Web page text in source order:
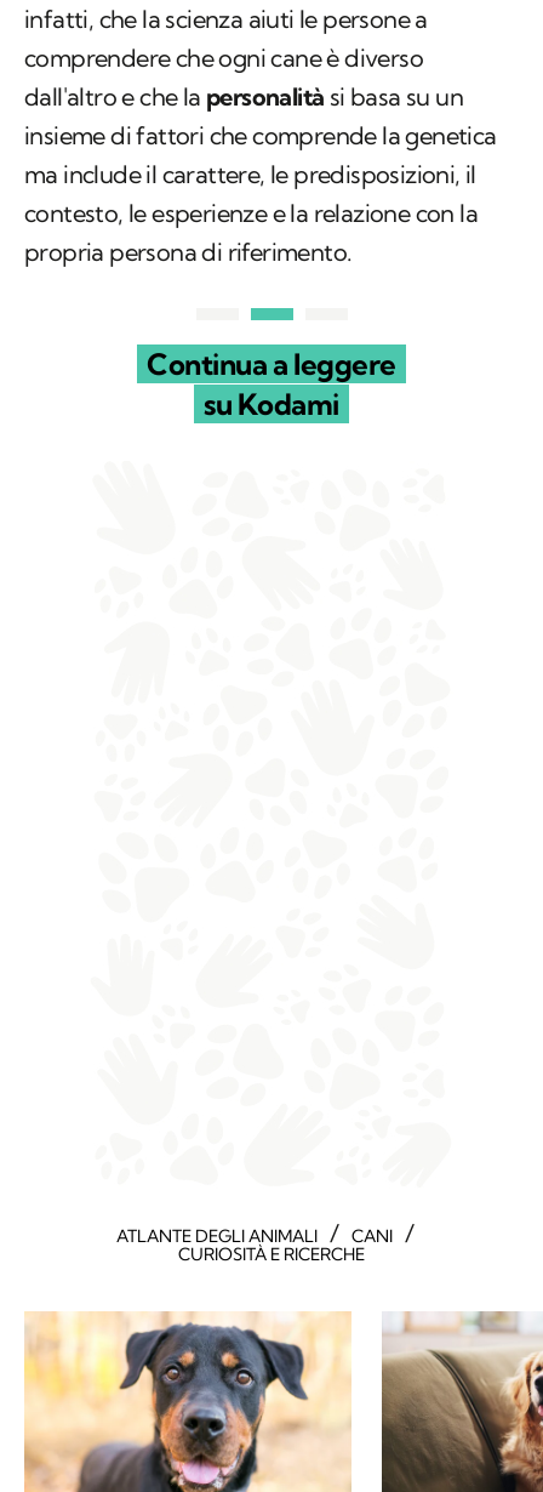
infatti, che la scienza aiuti le persone a
comprendere che ogni cane è diverso
dall'altro e che la personalità si basa su un
insieme di fattori che comprende la genetica
ma include il carattere, le predisposizioni, il
contesto, le esperienze e la relazione con la
propria persona di riferimento.
Continua a leggere
su Kodami
ATLANTE DEGLI ANIMALI / CANI /
CURIOSITÀ E RICERCHE